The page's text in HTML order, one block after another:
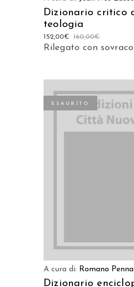
Dizionario critico
teologia
160,00€
152,00€
Rilegato con
ESAURITO
A cura di: Romano Penna
Dizionario